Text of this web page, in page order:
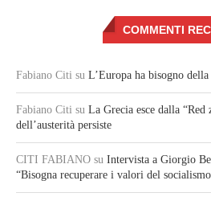
COMMENTI
Fabiano Citi su L’Europa ha bisogno della
Fabiano Citi su La Grecia esce dalla
dell’austerità persiste
CITI FABIANO su Intervista a Giorgio
“Bisogna recuperare i valori del